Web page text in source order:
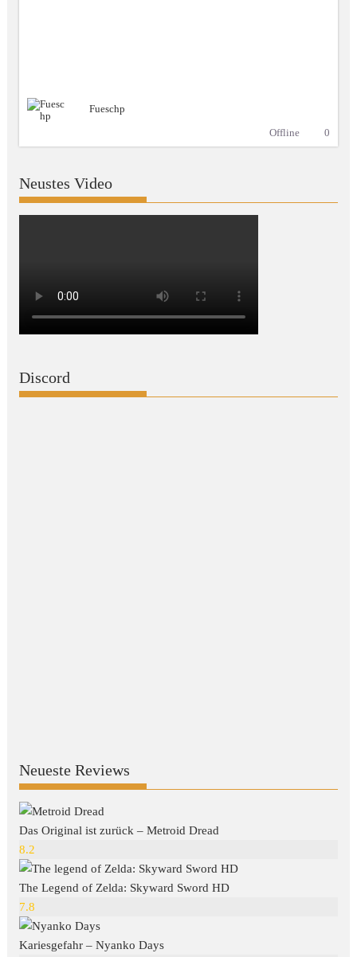
Fueschp
Offline
0
Neustes Video
Discord
Neueste Reviews
Das Original ist zurück – Metroid Dread
8.2
The Legend of Zelda: Skyward Sword HD
7.8
Kariesgefahr – Nyanko Days